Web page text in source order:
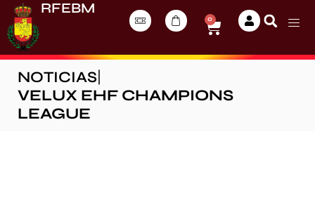
RFEBM
0
NOTICIAS
VELUX EHF CHAMPIONS
LEAGUE